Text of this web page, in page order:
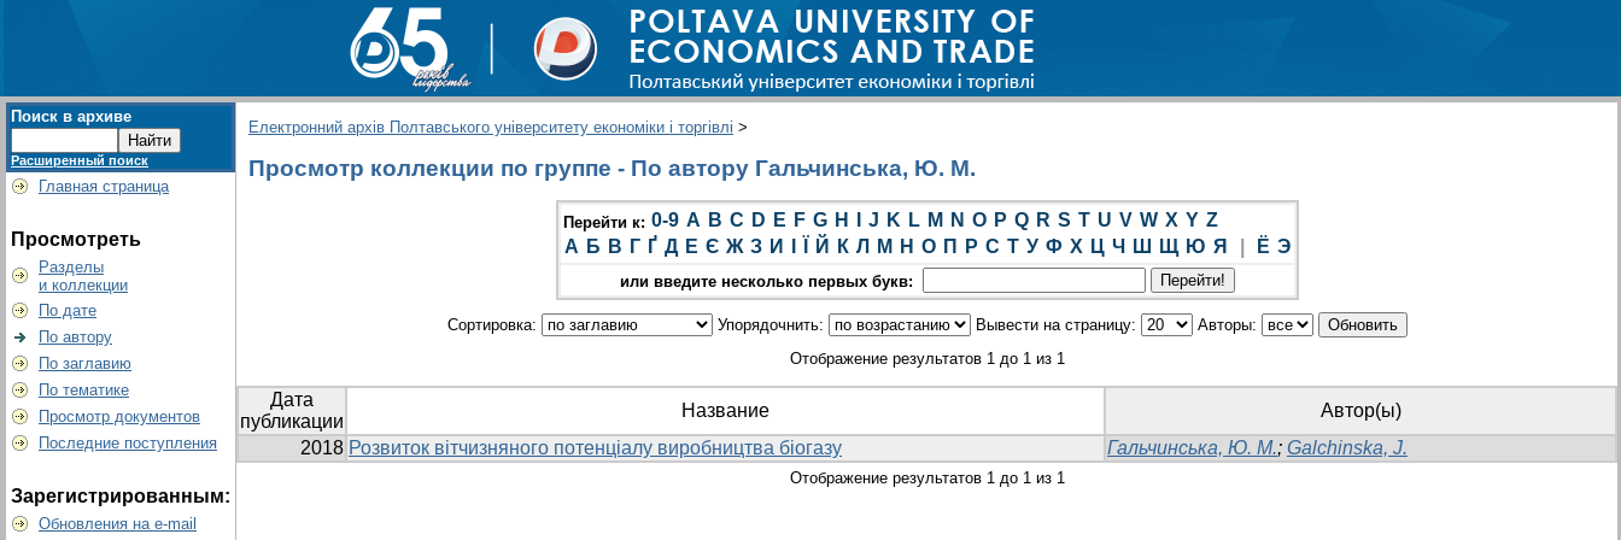
Поиск в архиве
Расширенный поиск
Главная страница
Просмотреть
Разделы
и коллекции
По дате
По автору
По заглавию
По тематике
Просмотр документов
Последние поступления
Зарегистрированным:
Обновления на e-mail
Електронний архів Полтавського університету економіки і торгівлі >
Просмотр коллекции по группе - По автору Гальчинська, Ю. М.
Перейти к: 0-9 A B C D E F G H J K L M N O P Q R S T U V W X Y Z
А Б В Г Ґ Д Е Є Ж З И Й К Л М Н О П Р С Т У Ф Х Ц Ч Ш Щ Ю Я Ё Э
или введите несколько первых букв:
Сортировка: Упорядочнить: Вывести на страницу:
Авторы:
Отображение результатов 1 до 1 из 1
Дата
публикации
Название
Автор(ы)
2018 Розвиток вітчизняного потенціалу виробництва біогазу Гальчинська, Ю. М.; Galchinska, J.
Отображение результатов 1 до 1 из 1